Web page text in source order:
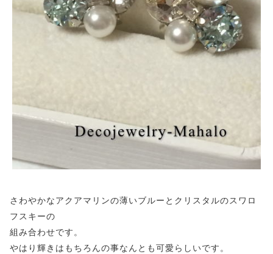
さわやかなアクアマリンの薄いブルーとクリスタルのスワロ
フスキーの
組み合わせです。
やはり輝きはもちろんの事なんとも可愛らしいです。